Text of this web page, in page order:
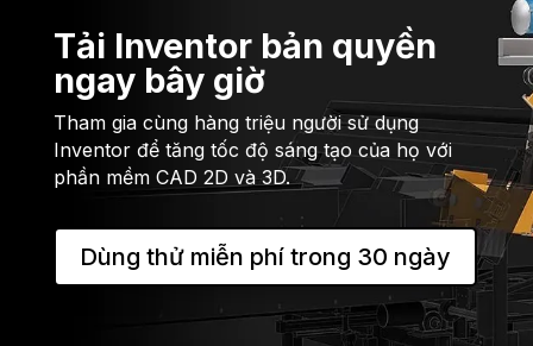
Tải Inventor bản quyền
ngay bây giờ
Tham gia cùng hàng triệu người sử dụng
Inventor để tăng tốc độ sáng tạo của họ với
phần mềm CAD 2D và 3D.
Dùng thử miễn phí trong 30 ngày